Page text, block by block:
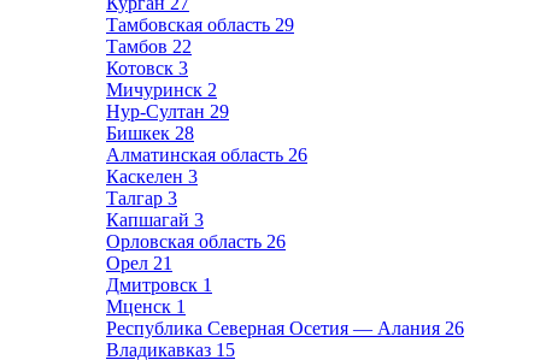
Тамбовская область 29
Тамбов 22
Котовск 3
Мичуринск 2
Нур-Султан 29
Бишкек 28
Алматинская область 26
Каскелен 3
Талгар 3
Капшагай 3
Орловская область 26
Орел 21
Дмитровск 1
Мценск 1
Республика Северная Осетия — Алания 26
Владикавказ 15